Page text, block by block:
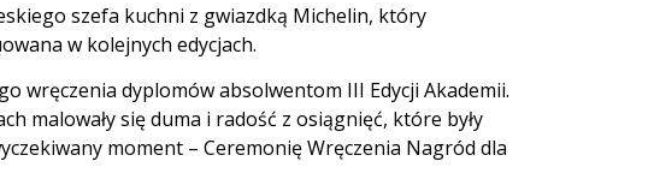
szefa kuchni z gwiazdką Michelin, który
w kolejnych edycjach.
wręczenia dyplomów absolwentom III Edycji Akademii.
malowały się duma i radość z osiągnięć, które były
moment – Ceremonię Wręczenia Nagród dla